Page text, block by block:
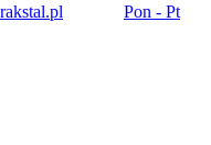
Pon - Pt